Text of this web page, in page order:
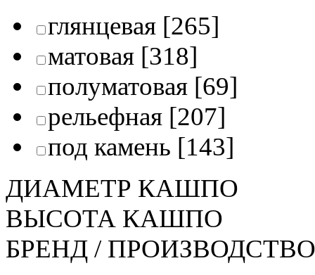
глянцевая [265]
матовая [318]
полуматовая [69]
рельефная [207]
под камень [143]
ДИАМЕТР КАШПО
ВЫСОТА КАШПО
БРЕНД / ПРОИЗВОДСТВО